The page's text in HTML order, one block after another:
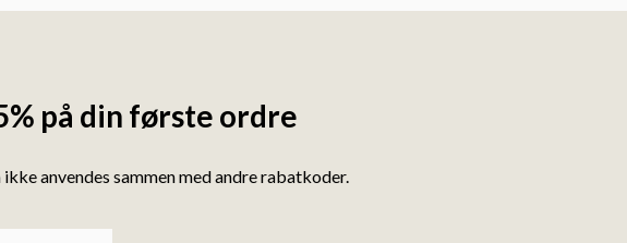
på din første ordre
anvendes sammen med andre rabatkoder.